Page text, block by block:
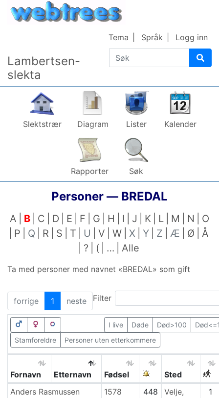
Lambertsen-
slekta
Søk
Tema Språk Logg inn
Slektstrær Diagram Lister Kalender
Rapporter Søk
Personer — BREDAL
A B C D E F G H I J K L M N
O
P
Q R S T U V W X Y Z Æ Ø
Å
?
( … Alle
Ta med personer med navnet «BREDAL» som gift
forrige 1 neste Filter
I live Døde Død>100
Stamforeldre
Personer uten etterkommere
Fornavn Etternavn Fødsel
Sted
Anders Rasmussen
1578 448
Velje,
1